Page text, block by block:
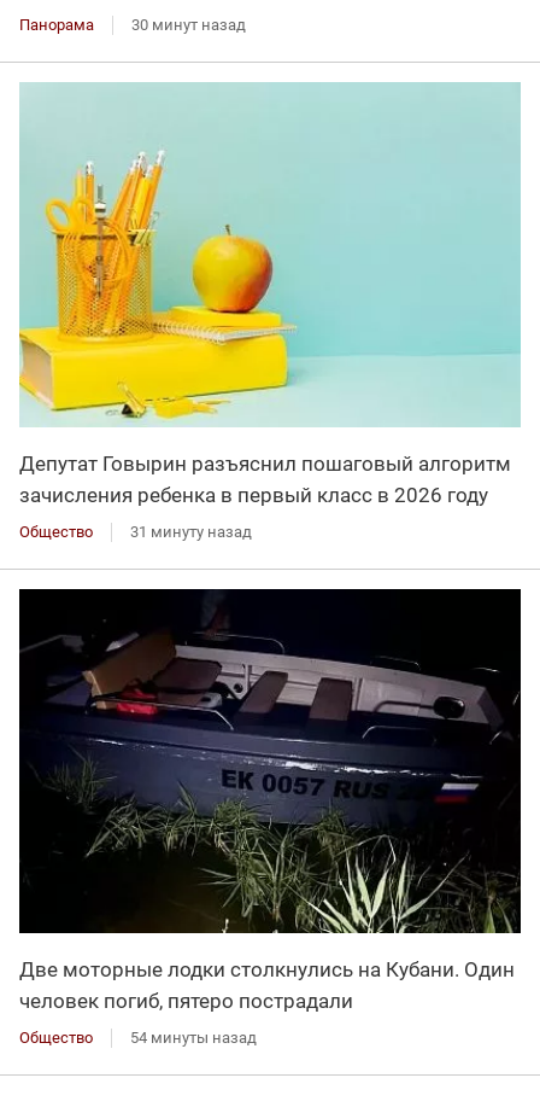
Панорама 30 минут назад
Депутат Говырин разъяснил пошаговый алгоритм
зачисления ребенка в первый класс в 2026 году
Общество 31 минуту назад
Две моторные лодки столкнулись на Кубани. Один
человек погиб, пятеро пострадали
Общество 54 минуты назад